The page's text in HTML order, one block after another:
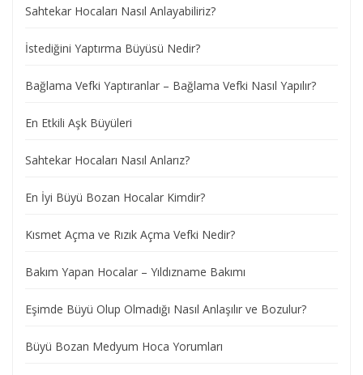
Sahtekar Hocaları Nasıl Anlayabiliriz?
İstediğini Yaptırma Büyüsü Nedir?
Bağlama Vefki Yaptıranlar – Bağlama Vefki Nasıl Yapılır?
En Etkili Aşk Büyüleri
Sahtekar Hocaları Nasıl Anlarız?
En İyi Büyü Bozan Hocalar Kimdir?
Kısmet Açma ve Rızık Açma Vefki Nedir?
Bakım Yapan Hocalar – Yıldızname Bakımı
Eşimde Büyü Olup Olmadığı Nasıl Anlaşılır ve Bozulur?
Büyü Bozan Medyum Hoca Yorumları